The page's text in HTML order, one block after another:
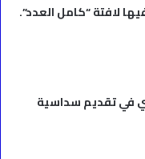
لافتة “كامل العدد”.
في تقديم سداسية